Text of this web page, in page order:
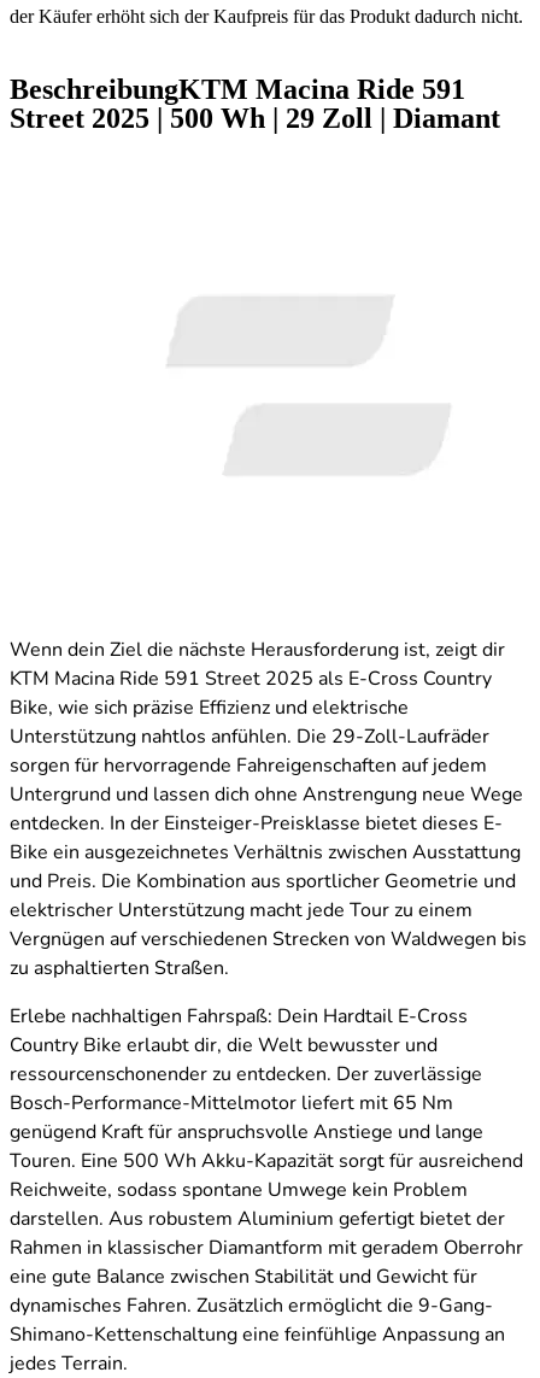
der Käufer erhöht sich der Kaufpreis für das Produkt dadurch nicht.
BeschreibungKTM Macina Ride 591
Street 2025 | 500 Wh | 29 Zoll | Diamant
Wenn dein Ziel die nächste Herausforderung ist, zeigt dir
KTM Macina Ride 591 Street 2025 als E-Cross Country
Bike, wie sich präzise Effizienz und elektrische
Unterstützung nahtlos anfühlen. Die 29-Zoll-Laufräder
sorgen für hervorragende Fahreigenschaften auf jedem
Untergrund und lassen dich ohne Anstrengung neue Wege
entdecken. In der Einsteiger-Preisklasse bietet dieses E-
Bike ein ausgezeichnetes Verhältnis zwischen Ausstattung
und Preis. Die Kombination aus sportlicher Geometrie und
elektrischer Unterstützung macht jede Tour zu einem
Vergnügen auf verschiedenen Strecken von Waldwegen bis
zu asphaltierten Straßen.
Erlebe nachhaltigen Fahrspaß: Dein Hardtail E-Cross
Country Bike erlaubt dir, die Welt bewusster und
ressourcenschonender zu entdecken. Der zuverlässige
Bosch-Performance-Mittelmotor liefert mit 65 Nm
genügend Kraft für anspruchsvolle Anstiege und lange
Touren. Eine 500 Wh Akku-Kapazität sorgt für ausreichend
Reichweite, sodass spontane Umwege kein Problem
darstellen. Aus robustem Aluminium gefertigt bietet der
Rahmen in klassischer Diamantform mit geradem Oberrohr
eine gute Balance zwischen Stabilität und Gewicht für
dynamisches Fahren. Zusätzlich ermöglicht die 9-Gang-
Shimano-Kettenschaltung eine feinfühlige Anpassung an
jedes Terrain.